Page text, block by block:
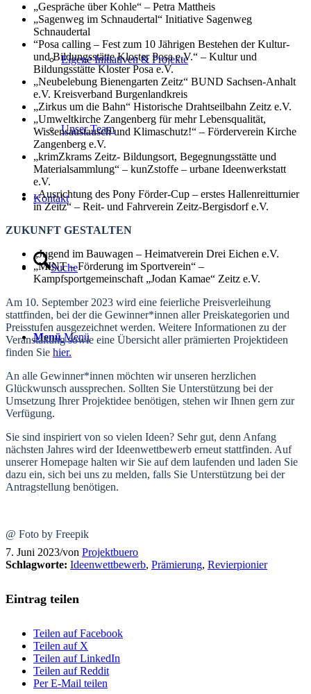
Eigene Initiativen & Projekte
Unser Team
Kontakt
Suche
Menü Menü
„Gespräche über Kohle“ – Petra Mattheis
„Sagenweg im Schnaudertal“ Initiative Sagenweg
Schnaudertal
“Posa calling – Fest zum 10 Jährigen Bestehen der Kultur-
und Bildungsstätte Kloster Posa e.V.“ – Kultur und
Bildungsstätte Kloster Posa e.V.
„Neubelebung Bienengarten Zeitz“ BUND Sachsen-Anhalt
e.V. Kreisverband Burgenlandkreis
„Zirkus um die Bahn“ Historische Drahtseilbahn Zeitz e.V.
„Umweltkirche Zangenberg für mehr Lebensqualität,
Wissensaustausch und Klimaschutz!“ – Förderverein Kirche
Zangenberg e.V.
„krimZkrams Zeitz- Bildungsort, Begegnungsstätte und
Materialsammlung“ – kunZstoffe – urbane Ideenwerkstatt
e.V.
„Ausrichtung des Pony Förder-Cup – erstes Hallenreitturnier
in Zeitz“ – Reit- und Fahrverein Zeitz-Bergisdorf e.V.
ZUKUNFT GESTALTEN
„Jugend im Bauwagen – Heimatverein Drei Eichen e.V.
„MINT – Förderung im Sportverein“ –
Kampfsportgemeinschaft „Jodan Kamae“ Zeitz e.V.
Am 10. September 2023 wird eine feierliche Preisverleihung
stattfinden, bei der die Gewinner*innen aller Preiskategorien und
Preisstufen ausgezeichnet werden. Weitere Informationen zu der
Veranstaltung sowie eine Übersicht aller prämierten Projektideen
finden Sie hier.
An alle Gewinner*innen möchten wir unseren herzlichen
Glückwunsch aussprechen. Sollten Sie Unterstützung bei der
Umsetzung Ihrer Projektidee benötigen, stehen wir Ihnen gern zur
Verfügung.
Sie sind inspiriert von so vielen Ideen? Sehr gut, denn Anfang
nächsten Jahres wird der Ideenwettbewerb erneut stattfinden. Auf
unserer Homepage halten wir Sie auf dem laufenden und laden Sie
dazu ein, sich bei uns zu melden, falls Sie Unterstützung bei der
Antragstellung benötigen.
@ Foto by Freepik
7. Juni 2023/von Projektbuero
Schlagworte: Ideenwettbewerb, Prämierung, Revierpionier
Eintrag teilen
Teilen auf Facebook
Teilen auf X
Teilen auf LinkedIn
Teilen auf Reddit
Per E-Mail teilen